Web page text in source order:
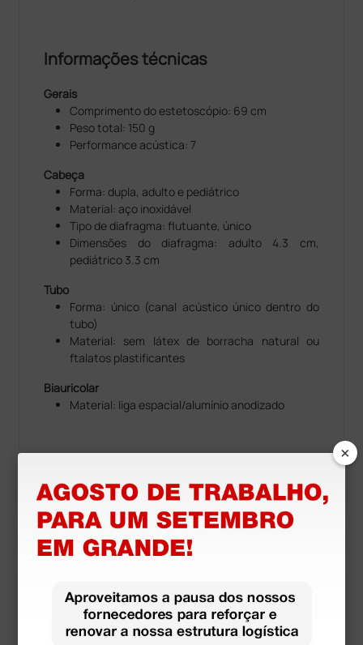
Informações técnicas
Gerais
Comprimento do estetoscópio: 69 cm
Peso total: 150 g
Performance acústica: 7
Cabeça
Forma: dupla, adulto e pediátrico
Material: aço inoxidável
Tipo de diafragma: flutuante, único
Dimensões do diafragma: adulto 4.3 cm,
pediátrico 3.3 cm
Tubo
Forma: único (canal acústico único dentro do
tubo)
Material: sem látex de borracha natural ou
ftalatos plastificantes
Biauricolar
Material: liga espacial/alumínio anodizado
Recursos para
download
Declaração de conformidade
Declaração de conformidade
×